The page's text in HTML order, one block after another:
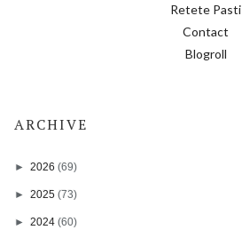
Retete Pasti
Contact
Blogroll
ARCHIVE
► 2026 (69)
► 2025 (73)
► 2024 (60)